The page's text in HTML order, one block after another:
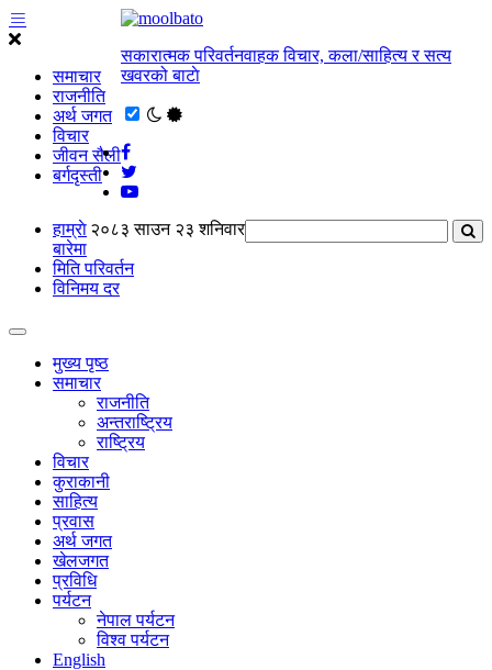
समाचार
राजनीति
अर्थ जगत
विचार
जीवन सैली
बर्गदृस्ती
सकारात्मक परिवर्तनवाहक विचार, कला/साहित्य र सत्य
खवरको बाटाे
२०८३ साउन २३ शनिवार
हाम्राे
बारेमा
मिति परिवर्तन
विनिमय दर
मुख्य पृष्ठ
समाचार
राजनीति
अन्तराष्ट्रिय
राष्ट्रिय
विचार
कुराकानी
साहित्य
प्रवास
अर्थ जगत
खेलजगत
प्रविधि
पर्यटन
नेपाल पर्यटन
विश्व पर्यटन
English